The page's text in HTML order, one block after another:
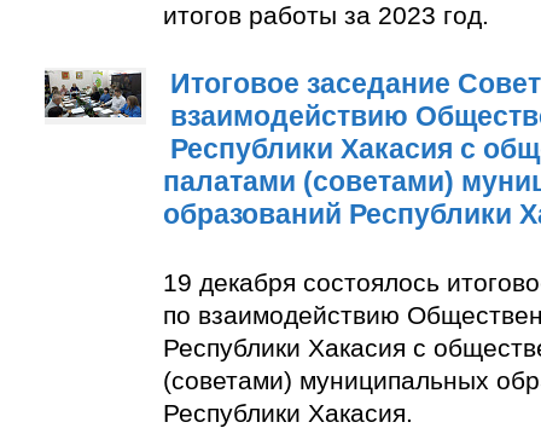
итогов работы за 2023 год.
Итоговое заседание
взаимодействию
Республики Хакасия с
палатами (советами)
образований Республики
19 декабря состоялось
по взаимодействию
Республики Хакасия с
(советами) муниципальных
Республики Хакасия.